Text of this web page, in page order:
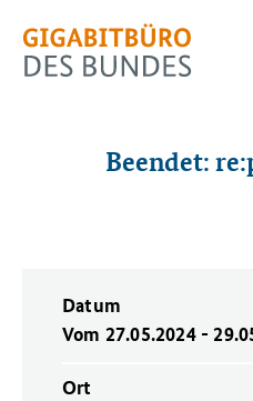
Beendet:
Datum
Vom 27.05.2024 -
Ort